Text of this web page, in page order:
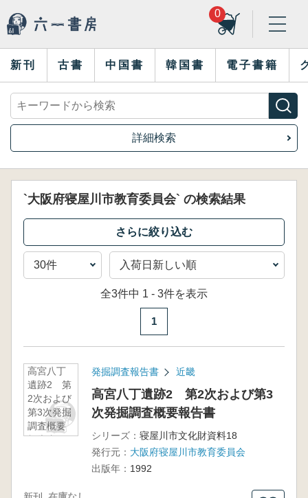
0
新刊 古書 中国書 韓国書 電子書籍
詳細検索
`大阪府寝屋川市教育委員会` の検索結果
全3件中 1 - 3件を表示
1
高宮八丁
遺跡2 第
2次および
第3次発掘
調査概要
報告書
発掘調査報告書 近畿
高宮八丁遺跡2 第2次および第3
次発掘調査概要報告書
シリーズ： 寝屋川市文化財資料18
発行元： 大阪府寝屋川市教育委員会
出版年： 1992